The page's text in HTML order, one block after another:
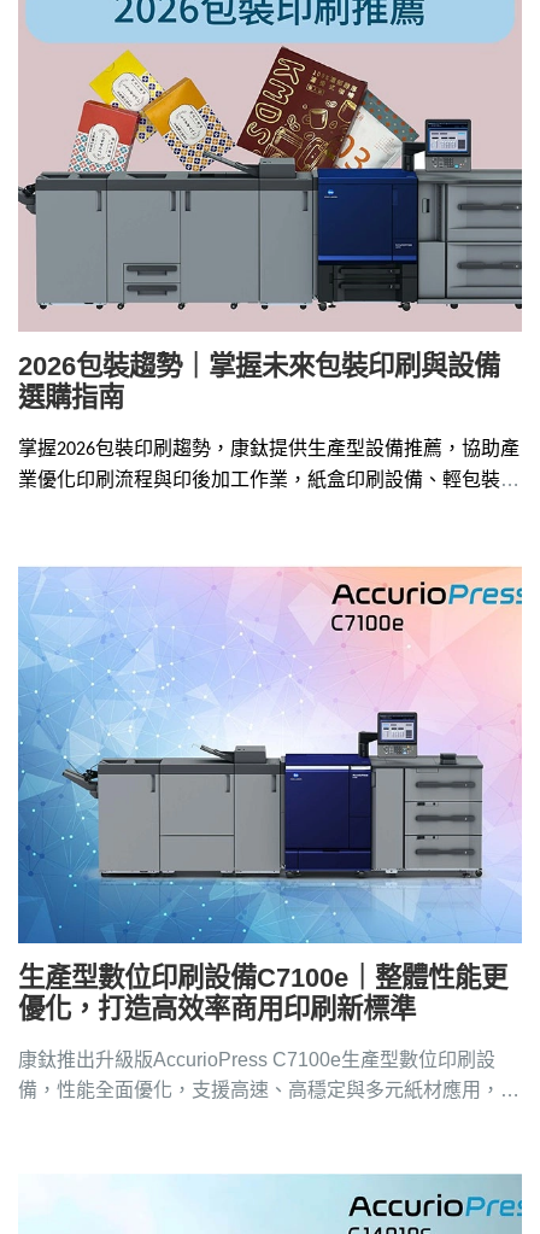
2026包裝趨勢｜掌握未來包裝印刷與設備
選購指南
掌握2026包裝印刷趨勢，康鈦提供生產型設備推薦，協助產
業優化印刷流程與印後加工作業，紙盒印刷設備、輕包裝印
生產型數位印刷設備C7100e｜整體性能更
優化，打造高效率商用印刷新標準
康鈦推出升級版AccurioPress C7100e生產型數位印刷設
備，性能全面優化，支援高速、高穩定與多元紙材應用，數